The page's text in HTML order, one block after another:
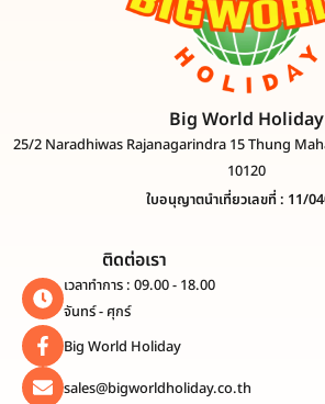
Big World Holiday
25/2 Naradhiwas Rajanagarindra 15 Thung
10120
ใบอนุญาตนำเที่ยวเลขที่ : 11/
ติดต่อเรา
เวลาทำการ : 09.00 - 18.00
จันทร์ - ศุกร์
Big World Holiday
sales@bigworldholiday.co.th